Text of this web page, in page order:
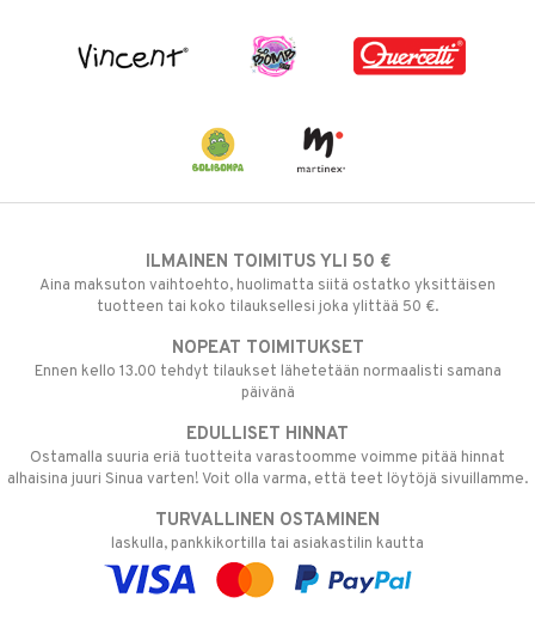
ILMAINEN TOIMITUS YLI 50 €
Aina maksuton vaihtoehto, huolimatta siitä ostatko yksittäisen
tuotteen tai koko tilauksellesi joka ylittää 50 €.
NOPEAT TOIMITUKSET
Ennen kello 13.00 tehdyt tilaukset lähetetään normaalisti samana
päivänä
EDULLISET HINNAT
Ostamalla suuria eriä tuotteita varastoomme voimme pitää hinnat
alhaisina juuri Sinua varten! Voit olla varma, että teet löytöjä sivuillamme.
TURVALLINEN OSTAMINEN
laskulla, pankkikortilla tai asiakastilin kautta